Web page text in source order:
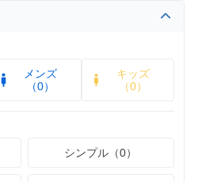
メンズ
（0）
キッズ
（0）
シンプル（0）